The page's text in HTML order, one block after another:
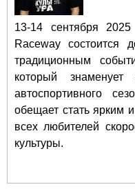
13-14 сентября
Raceway состоится
традиционным
который знаменует
автоспортивного
обещает стать ярким
всех любителей
культуры.